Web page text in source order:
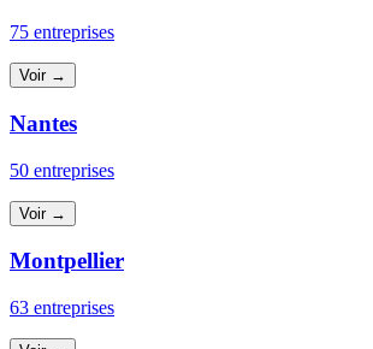
75 entreprises
Voir →
Nantes
50 entreprises
Voir →
Montpellier
63 entreprises